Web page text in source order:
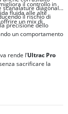
il controllo in
fluida alle alte
un mix di
scanalature diagonali
il rischio di
precisione dello
un comportamento
rende l’Ultrac Pro
sacrificare la